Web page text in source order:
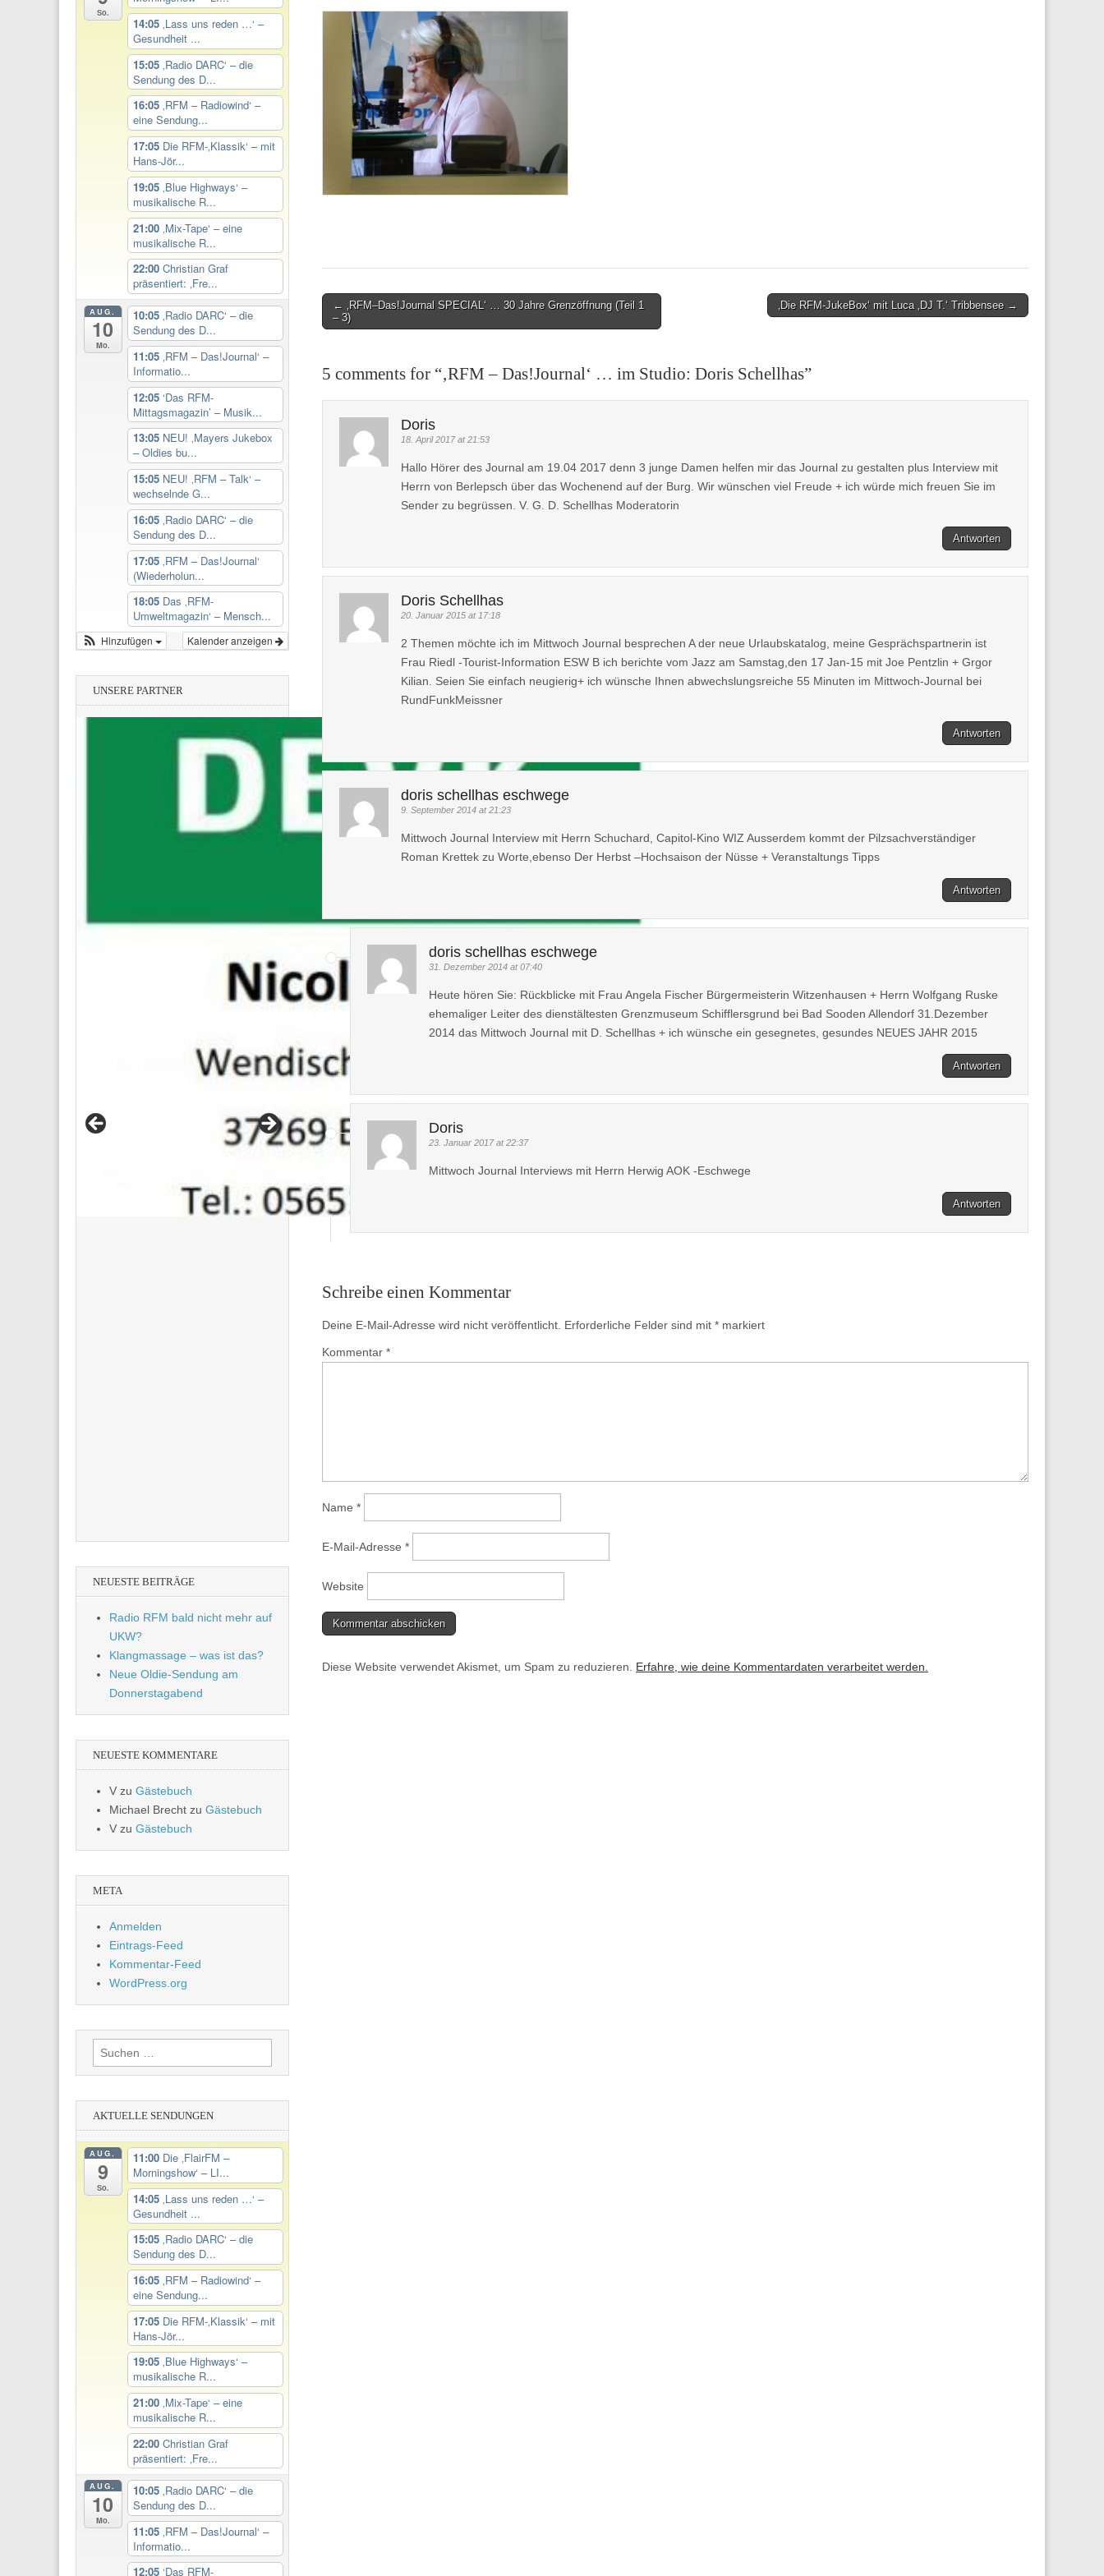
Post
navigation
← ‚RFM–Das!Journal SPECIAL‘ … 30 Jahre Grenzöffnung (Teil 1
– 3)
‚Die RFM-JukeBox‘ mit Luca ‚DJ T.‘ Tribbensee →
5 comments for “‚RFM – Das!Journal‘ … im Studio: Doris Schellhas”
Doris
18. April 2017 at 21:53
Hallo Hörer des Journal am 19.04 2017 denn 3 junge Damen helfen mir das Journal zu gestalten plus Interview mit
Herrn von Berlepsch über das Wochenend auf der Burg. Wir wünschen viel Freude + ich würde mich freuen Sie im
Sender zu begrüssen. V. G. D. Schellhas Moderatorin
Antworten
Doris Schellhas
20. Januar 2015 at 17:18
2 Themen möchte ich im Mittwoch Journal besprechen A der neue Urlaubskatalog, meine Gesprächspartnerin ist
Frau Riedl -Tourist-Information ESW B ich berichte vom Jazz am Samstag,den 17 Jan-15 mit Joe Pentzlin + Grgor
Kilian. Seien Sie einfach neugierig+ ich wünsche Ihnen abwechslungsreiche 55 Minuten im Mittwoch-Journal bei
RundFunkMeissner
Antworten
doris schellhas eschwege
9. September 2014 at 21:23
Mittwoch Journal Interview mit Herrn Schuchard, Capitol-Kino WIZ Ausserdem kommt der Pilzsachverständiger
Roman Krettek zu Worte,ebenso Der Herbst –Hochsaison der Nüsse + Veranstaltungs Tipps
Antworten
doris schellhas eschwege
31. Dezember 2014 at 07:40
Heute hören Sie: Rückblicke mit Frau Angela Fischer Bürgermeisterin Witzenhausen + Herrn Wolfgang Ruske
ehemaliger Leiter des dienstältesten Grenzmuseum Schifflersgrund bei Bad Sooden Allendorf 31.Dezember
2014 das Mittwoch Journal mit D. Schellhas + ich wünsche ein gesegnetes, gesundes NEUES JAHR 2015
Antworten
Doris
23. Januar 2017 at 22:37
Mittwoch Journal Interviews mit Herrn Herwig AOK -Eschwege
Antworten
Schreibe einen Kommentar
Deine E-Mail-Adresse wird nicht veröffentlicht. Erforderliche Felder sind mit * markiert
Kommentar *
Name *
E-Mail-Adresse *
Website
Diese Website verwendet Akismet, um Spam zu reduzieren. Erfahre, wie deine Kommentardaten verarbeitet werden.
So.
14:05 ‚Lass uns reden …‘ –
Gesundheit ...
15:05 ‚Radio DARC‘ – die
Sendung des D...
16:05 ‚RFM – Radiowind‘ –
eine Sendung...
17:05 Die RFM-‚Klassik‘ – mit
Hans-Jör...
19:05 ‚Blue Highways‘ –
musikalische R...
21:00 ‚Mix-Tape‘ – eine
musikalische R...
22:00 Christian Graf
präsentiert: ‚Fre...
AUG.
10
Mo.
10:05 ‚Radio DARC‘ – die
Sendung des D...
11:05 ‚RFM – Das!Journal‘ –
Informatio...
12:05 ‘Das RFM-
Mittagsmagazin’ – Musik...
13:05 NEU! ‚Mayers Jukebox
– Oldies bu...
15:05 NEU! ‚RFM – Talk‘ –
wechselnde G...
16:05 ‚Radio DARC‘ – die
Sendung des D...
17:05 ‚RFM – Das!Journal‘
(Wiederholun...
18:05 Das ‚RFM-
Umweltmagazin‘ – Mensch...
Kalender anzeigen
Hinzufügen
UNSERE PARTNER
NEUESTE BEITRÄGE
Radio RFM bald nicht mehr auf
UKW?
Klangmassage – was ist das?
Neue Oldie-Sendung am
Donnerstagabend
NEUESTE KOMMENTARE
V zu Gästebuch
Michael Brecht zu Gästebuch
Vzu Gästebuch
META
Anmelden
Eintrags-Feed
Kommentar-Feed
WordPress.org
Suchen
nach:
AKTUELLE SENDUNGEN
AUG.
9
So.
11:00 Die ‚FlairFM –
Morningshow‘ – LI...
14:05 ‚Lass uns reden …‘ –
Gesundheit ...
15:05 ‚Radio DARC‘ – die
Sendung des D...
16:05 ‚RFM – Radiowind‘ –
eine Sendung...
17:05 Die RFM-‚Klassik‘ – mit
Hans-Jör...
19:05 ‚Blue Highways‘ –
musikalische R...
21:00 ‚Mix-Tape‘ – eine
musikalische R...
22:00 Christian Graf
präsentiert: ‚Fre...
AUG.
10
Mo.
10:05 ‚Radio DARC‘ – die
Sendung des D...
11:05 ‚RFM – Das!Journal‘ –
Informatio...
12:05 ‘Das RFM-